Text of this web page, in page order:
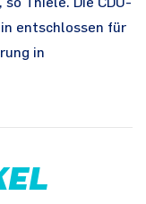
Thiele. Die CDU-
entschlossen für
in